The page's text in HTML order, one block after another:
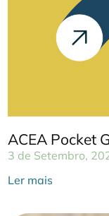
ACEA Pocket
3 de Setembro,
Ler mais